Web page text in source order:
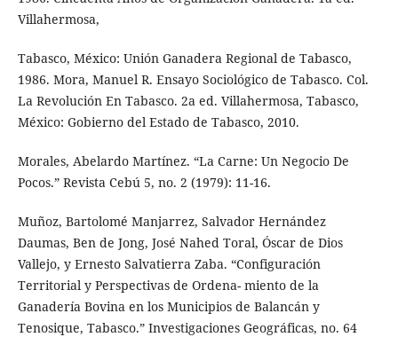
Villahermosa,
Tabasco, México: Unión Ganadera Regional de Tabasco,
1986. Mora, Manuel R. Ensayo Sociológico de Tabasco. Col.
La Revolución En Tabasco. 2a ed. Villahermosa, Tabasco,
México: Gobierno del Estado de Tabasco, 2010.
Morales, Abelardo Martínez. “La Carne: Un Negocio De
Pocos.” Revista Cebú 5, no. 2 (1979): 11-16.
Muñoz, Bartolomé Manjarrez, Salvador Hernández
Daumas, Ben de Jong, José Nahed Toral, Óscar de Dios
Vallejo, y Ernesto Salvatierra Zaba. “Configuración
Territorial y Perspectivas de Ordena- miento de la
Ganadería Bovina en los Municipios de Balancán y
Tenosique, Tabasco.” Investigaciones Geográficas, no. 64